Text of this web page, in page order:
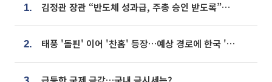
1. 김정관 장관 “반도체 성과급, 주총 승인 받도록”…상법·자본시장법 개정 시사
2. 태풍 '돌핀' 이어 '찬홈' 등장…예상 경로에 한국 '한숨'